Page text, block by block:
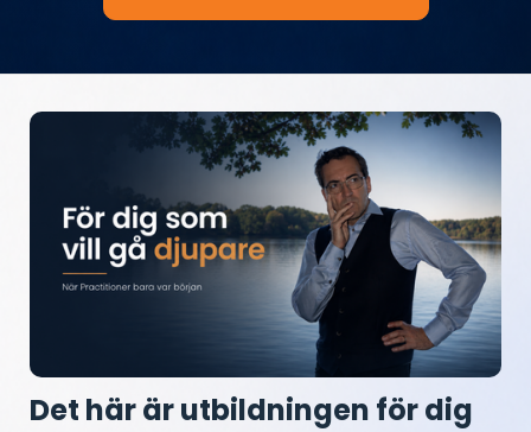
Det här är utbildningen för dig